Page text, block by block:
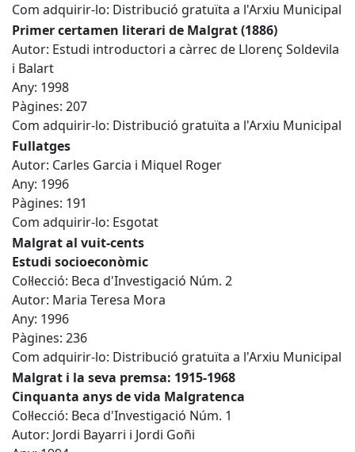
Com adquirir-lo: Distribució gratuïta a l'Arxiu Municipal
Primer certamen literari de Malgrat (1886)
Autor: Estudi introductori a càrrec de Llorenç Soldevila
i Balart
Any: 1998
Pàgines: 207
Com adquirir-lo: Distribució gratuïta a l'Arxiu Municipal
Fullatges
Autor: Carles Garcia i Miquel Roger
Any: 1996
Pàgines: 191
Com adquirir-lo: Esgotat
Malgrat al vuit-cents
Estudi socioeconòmic
Col·lecció: Beca d'Investigació Núm. 2
Autor: Maria Teresa Mora
Any: 1996
Pàgines: 236
Com adquirir-lo: Distribució gratuïta a l'Arxiu Municipal
Malgrat i la seva premsa: 1915-1968
Cinquanta anys de vida Malgratenca
Col·lecció: Beca d'Investigació Núm. 1
Autor: Jordi Bayarri i Jordi Goñi